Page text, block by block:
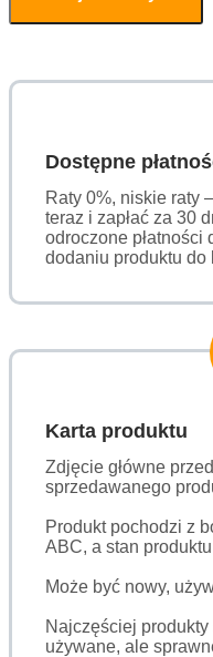
Dostępne
Raty 0%, niskie raty
teraz i zapłać za 30
odroczone płatności
dodaniu produktu do
Karta produktu
Zdjęcie główne
sprzedawanego
Produkt pochodzi z
ABC, a stan
Może być nowy,
Najczęściej
używane, ale